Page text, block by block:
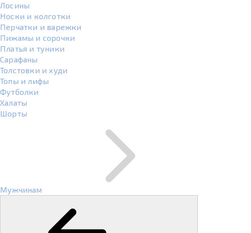
Лосины
Носки и колготки
Перчатки и варежки
Пижамы и сорочки
Платья и туники
Сарафаны
Толстовки и худи
Топы и лифы
Футболки
Халаты
Шорты
Мужчинам